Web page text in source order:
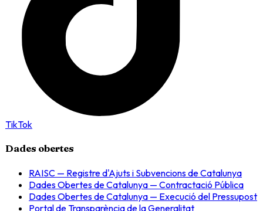
TikTok
Dades obertes
RAISC — Registre d'Ajuts i Subvencions de Catalunya
Dades Obertes de Catalunya — Contractació Pública
Dades Obertes de Catalunya — Execució del Pressupost
Portal de Transparència de la Generalitat